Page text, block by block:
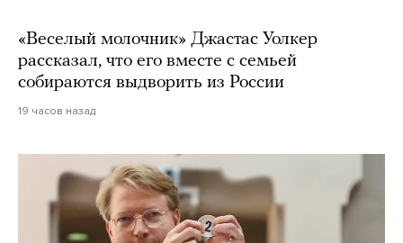
«Веселый молочник» Джастас Уолкер
рассказал, что его вместе с семьей
собираются выдворить из России
19 часов назад